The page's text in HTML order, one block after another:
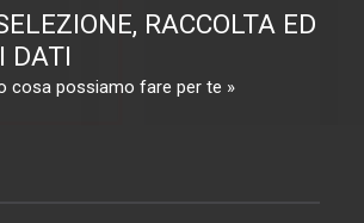
RACCOLTA ED
DATI
cosa possiamo fare per te »